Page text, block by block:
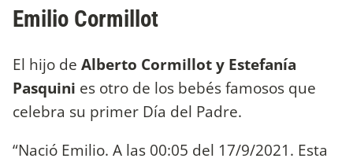
Emilio Cormillot
El hijo de Alberto Cormillot y Estefanía
Pasquini es otro de los bebés famosos que
celebra su primer Día del Padre.
“Nació Emilio. A las 00:05 del 17/9/2021. Esta